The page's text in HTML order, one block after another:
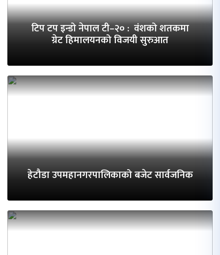
टिप टप इन्डो नेपाल टी–२० : वंशको शतकमा
ग्रेट हिमालयनको विजयी सुरुआत
हेटौडा उपमहानगरपालिकाको बजेट सार्वजनिक